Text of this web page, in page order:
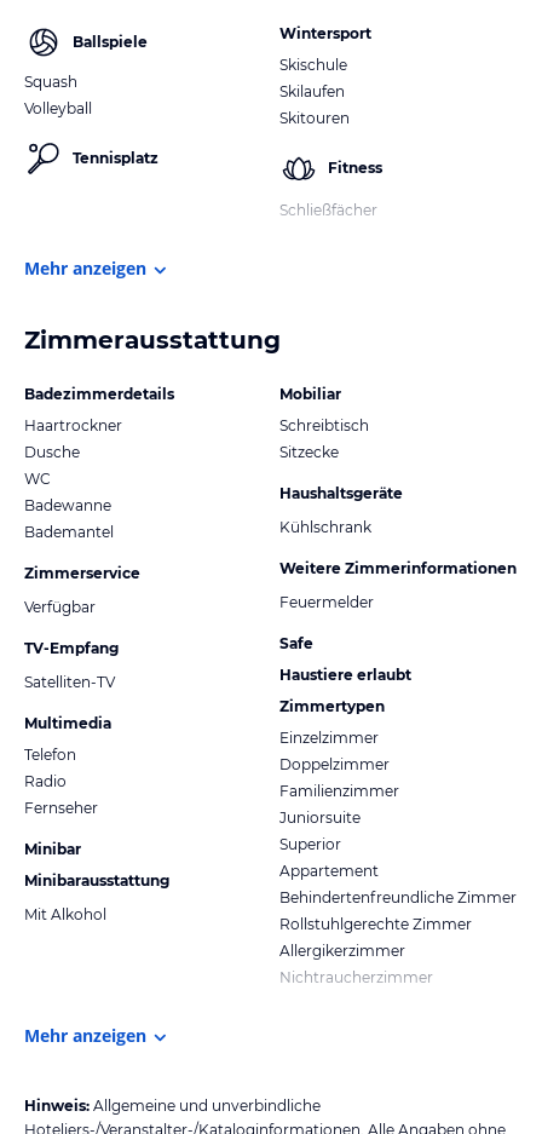
Ballspiele
Squash
Volleyball
Tennisplatz
Wintersport
Skischule
Skilaufen
Skitouren
Fitness
Schließfächer
Mehr anzeigen
Zimmerausstattung
Badezimmerdetails
Haartrockner
Dusche
WC
Badewanne
Bademantel
Zimmerservice
Verfügbar
TV-Empfang
Satelliten-TV
Multimedia
Telefon
Radio
Fernseher
Minibar
Minibarausstattung
Mit Alkohol
Mobiliar
Schreibtisch
Sitzecke
Haushaltsgeräte
Kühlschrank
Weitere Zimmerinformationen
Feuermelder
Safe
Haustiere erlaubt
Zimmertypen
Einzelzimmer
Doppelzimmer
Familienzimmer
Juniorsuite
Superior
Appartement
Behindertenfreundliche Zimmer
Rollstuhlgerechte Zimmer
Allergikerzimmer
Nichtraucherzimmer
Mehr anzeigen
Hinweis: Allgemeine und unverbindliche
Hoteliers-/Veranstalter-/Kataloginformationen. Alle Angaben ohne